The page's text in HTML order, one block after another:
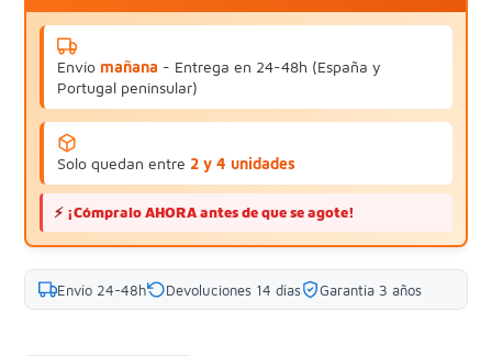
Envío mañana - Entrega en 24-48h (España y
Portugal peninsular)
Solo quedan entre 2 y 4 unidades
⚡ ¡Cómpralo AHORA antes de que se agote!
Envío 24-48h Devoluciones 14 días Garantía 3 años